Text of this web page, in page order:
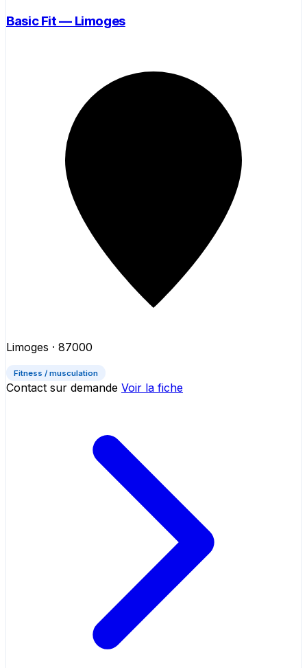
Basic Fit — Limoges
Limoges · 87000
Fitness / musculation
Contact sur demande Voir la fiche